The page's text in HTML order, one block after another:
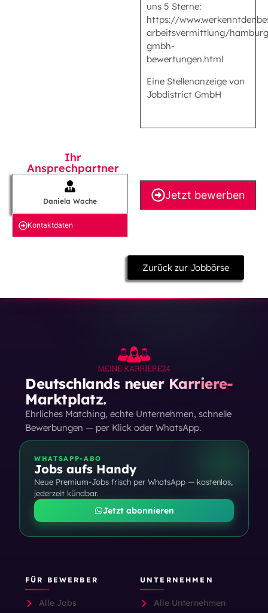
uns 5 Sterne:
https://
arbeitsvermittlung/
gmbh-
bewertungen.html
Eine Stellenanzeige von
Jobdistrict GmbH
Ihr
Ansprechpartner
Daniela Wache
Kontakt­daten
Jetzt bewerben
Zurück zur Jobbörse
Deutschlands neuer Karriere-
Marktplatz.
Ehrliches Matching, echte Unternehmen, schnelle
Bewerbungen — per Klick oder WhatsApp.
WHATSAPP-ABO
Jobs aufs Handy
Neue Premium-Jobs frisch per WhatsApp — kostenlos,
jederzeit kündbar.
Jetzt abonnieren
FÜR BEWERBER
Alle Jobs
UNTERNEHMEN
Alle Unternehmen